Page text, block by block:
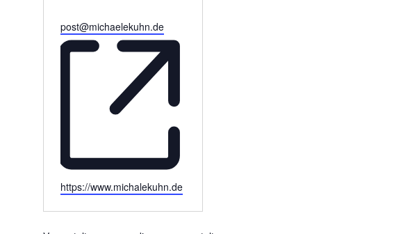
Email
post@michaelekuhn.de
Webseite
https://www.michalekuhn.de